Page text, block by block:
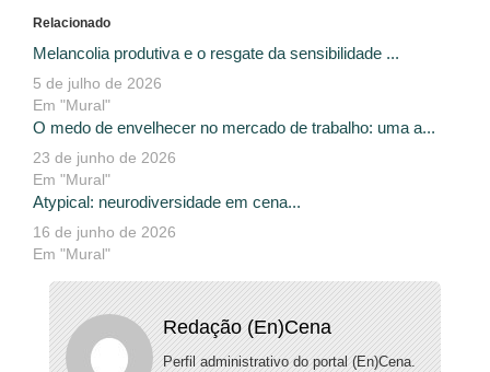
Relacionado
Melancolia produtiva e o resgate da sensibilidade ...
5 de julho de 2026
Em "Mural"
O medo de envelhecer no mercado de trabalho: uma a...
23 de junho de 2026
Em "Mural"
Atypical: neurodiversidade em cena...
16 de junho de 2026
Em "Mural"
Redação (En)Cena
Perfil administrativo do portal (En)Cena.